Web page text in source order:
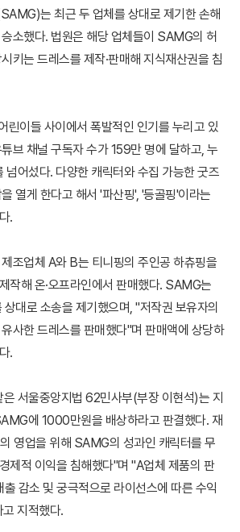
는 최근 두 업체를 상대로 제기한 손해
소했다. 법원은 해당 업체들이 SAMG의 허
키는 드레스를 제작·판매해 지식재산권을 침
린이들 사이에서 폭발적인 인기를 누리고 있
브 채널 구독자 수가 159만 명에 달하고, 누
넘어섰다. 다양한 캐릭터와 수집 가능한 굿즈
열게 한다고 해서 '파산핑', '등골핑'이라는
.
조업체 A와 B는 티니핑의 주인공 하츄핑을
작해 온·오프라인에서 판매했다. SAMG는
대로 소송을 제기했으며, "저작권 보유자의
사한 드레스를 판매했다"며 판매액에 상당하
.
서울중앙지법 62민사부(부장 이현석)는 지
에 1000만원을 배상하라고 판결했다. 재
영업을 위해 SAMG의 성과인 캐릭터를 무
제적 이익을 침해했다"며 "A업체 제품의 판
감소 및 궁극적으로 라이선스에 따른 수익
지적했다.